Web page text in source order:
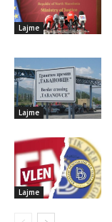
Lajme
Lajme
Lajme